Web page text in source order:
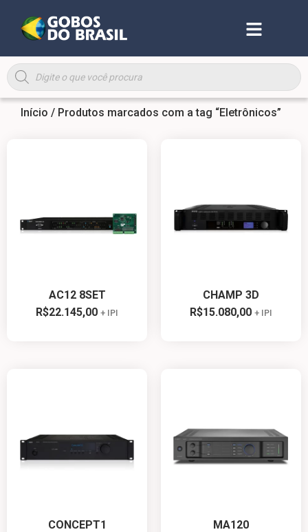
Início / Produtos marcados com a tag “Eletrônicos”
AC12 8SET
R$22.145,00 + IPI
CHAMP 3D
R$15.080,00 + IPI
CONCEPT1
MA120